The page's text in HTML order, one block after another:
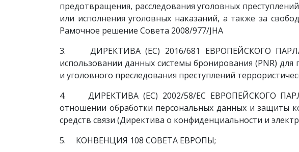
предотвращения, расследования уголовных
или исполнения уголовных наказаний, а также за
Рамочное решение Совета 2008/977/JHA
3. ДИРЕКТИВА (ЕС) 2016/681 ЕВРОПЕЙСКОГО
использовании данных системы бронирования (PNR)
и уголовного преследования преступлений
4. ДИРЕКТИВА (ЕС) 2002/58/ЕС ЕВРОПЕЙСКОГО
отношении обработки персональных данных и защиты
средств связи (Директива о конфиденциальности и
5. КОНВЕНЦИЯ 108 СОВЕТА ЕВРОПЫ;